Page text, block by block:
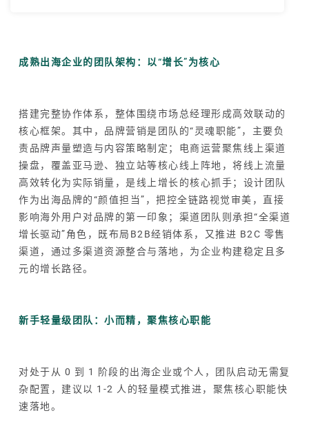
成熟出海企业的团队架构：以“增长”为核心
搭建完整协作体系，整体围绕市场总经理形成高效联动的
核心框架。其中，品牌营销是团队的“灵魂职能”，主要负
责品牌声量塑造与内容策略制定；电商运营聚焦线上渠道
操盘，覆盖亚马逊、独立站等核心线上阵地，将线上流量
高效转化为实际销量，是线上增长的核心抓手；设计团队
作为出海品牌的“颜值担当”，把控全链路视觉审美，直接
影响海外用户对品牌的第一印象；渠道团队则承担“全渠道
增长驱动”角色，既布局B2B经销体系，又推进 B2C 零售
渠道，通过多渠道资源整合与落地，为企业构建稳定且多
元的增长路径。
新手轻量级团队：小而精，聚焦核心职能
对处于从 0 到 1 阶段的出海企业或个人，团队启动无需复
杂配置，建议以 1-2 人的轻量模式推进，聚焦核心职能快
速落地。